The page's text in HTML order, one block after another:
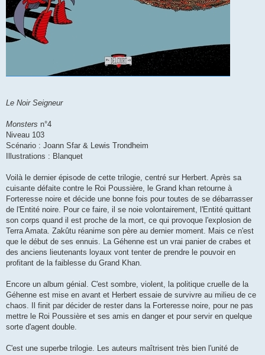
Le Noir Seigneur
Monsters n°4
Niveau 103
Scénario : Joann Sfar & Lewis Trondheim
Illustrations : Blanquet
Voilà le dernier épisode de cette trilogie, centré sur Herbert. Après sa
cuisante défaite contre le Roi Poussière, le Grand khan retourne à
Forteresse noire et décide une bonne fois pour toutes de se débarrasser
de l'Entité noire. Pour ce faire, il se noie volontairement, l'Entité quittant
son corps quand il est proche de la mort, ce qui provoque l'explosion de
Terra Amata. Zakûtu réanime son père au dernier moment. Mais ce n'est
que le début de ses ennuis. La Géhenne est un vrai panier de crabes et
des anciens lieutenants loyaux vont tenter de prendre le pouvoir en
profitant de la faiblesse du Grand Khan.
Encore un album génial. C'est sombre, violent, la politique cruelle de la
Géhenne est mise en avant et Herbert essaie de survivre au milieu de ce
chaos. Il finit par décider de rester dans la Forteresse noire, pour ne pas
mettre le Roi Poussière et ses amis en danger et pour servir en quelque
sorte d'agent double.
C'est une superbe trilogie. Les auteurs maîtrisent très bien l'unité de